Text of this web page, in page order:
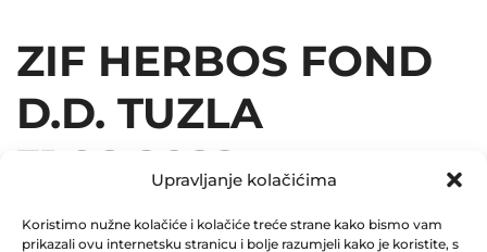
Upravljanje kolačićima
Koristimo nužne kolačiće i kolačiće treće strane kako bismo vam
prikazali ovu internetsku stranicu i bolje razumjeli kako je koristite, s
ZIF HERBOS FOND
D.D. TUZLA
31.08.2022
0 Comments